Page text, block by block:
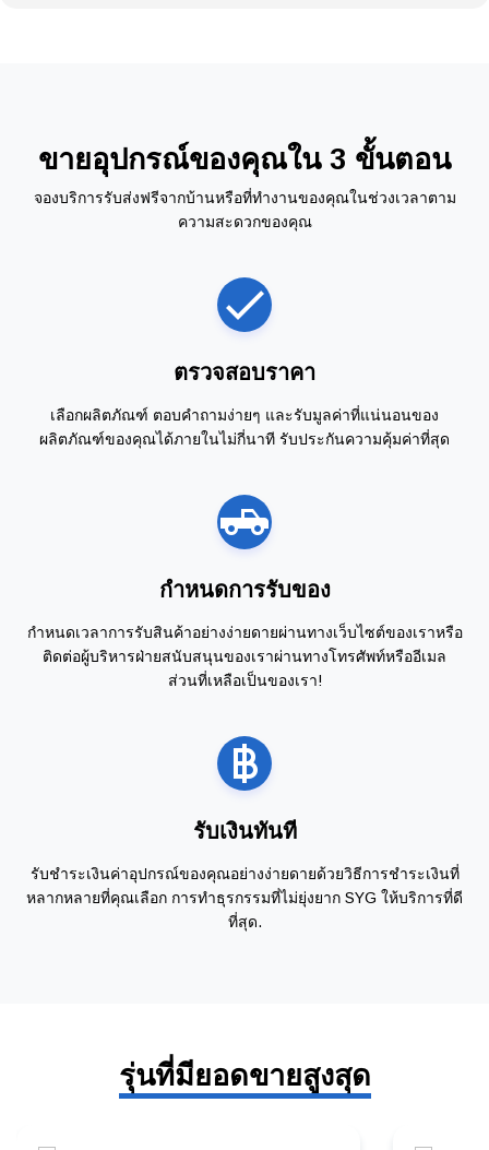
ขายอุปกรณ์ของคุณใน 3 ขั้นตอน
จองบริการรับส่งฟรีจากบ้านหรือที่ทำงานของคุณในช่วงเวลาตาม
ความสะดวกของคุณ
ตรวจสอบราคา
เลือกผลิตภัณฑ์ ตอบคำถามง่ายๆ และรับมูลค่าที่แน่นอนของ
ผลิตภัณฑ์ของคุณได้ภายในไม่กี่นาที รับประกันความคุ้มค่าที่สุด
กำหนดการรับของ
กำหนดเวลาการรับสินค้าอย่างง่ายดายผ่านทางเว็บไซต์ของเราหรือ
ติดต่อผู้บริหารฝ่ายสนับสนุนของเราผ่านทางโทรศัพท์หรืออีเมล
ส่วนที่เหลือเป็นของเรา!
รับเงินทันที
รับชำระเงินค่าอุปกรณ์ของคุณอย่างง่ายดายด้วยวิธีการชำระเงินที่
หลากหลายที่คุณเลือก การทำธุรกรรมที่ไม่ยุ่งยาก SYG ให้บริการที่ดี
ที่สุด.
รุ่นที่มียอดขายสูงสุด